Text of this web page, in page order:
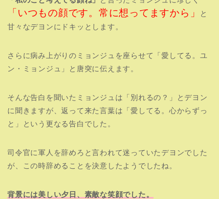
「いつもの顔です。常に想ってますから」
と
甘々なデヨンにドキッとします。
さらに病み上がりのミョンジュを座らせて「愛してる。ユ
ン・ミョンジュ」と唐突に伝えます。
そんな告白を聞いたミョンジュは「別れるの？」とデヨン
に聞きますが、返って来た言葉は「愛してる。心からずっ
と」という更なる告白でした。
司令官に軍人を辞めろと言われて迷っていたデヨンでした
が、この時辞めることを決意したようでしたね。
背景には美しい夕日、素敵な笑顔でした。